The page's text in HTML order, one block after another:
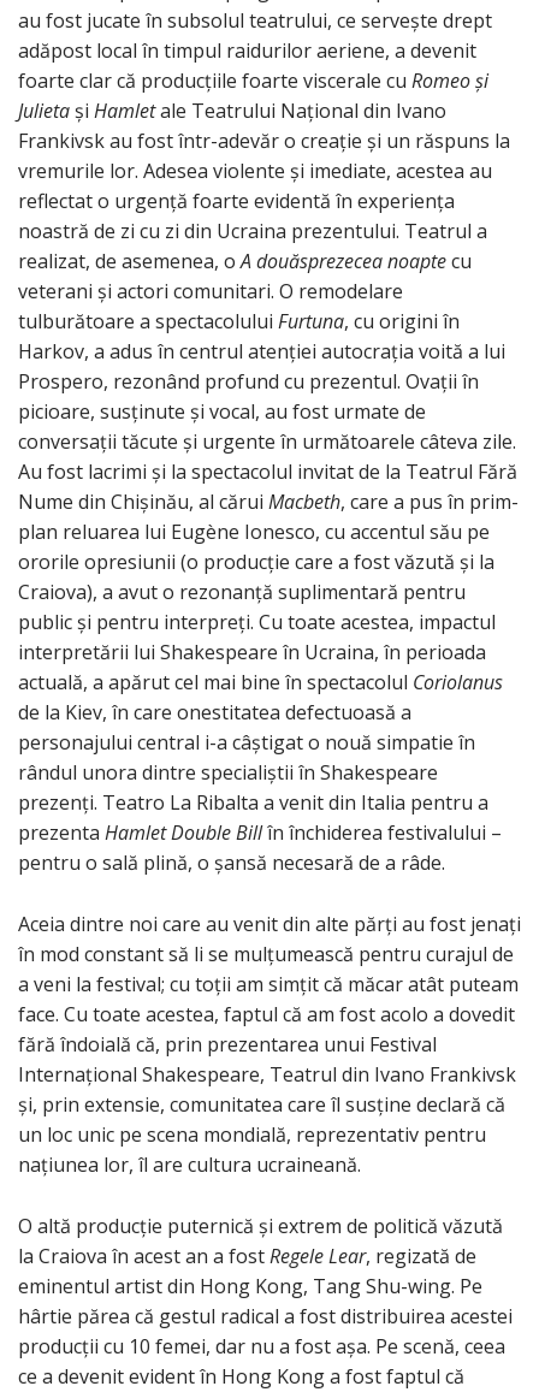
au fost jucate în subsolul teatrului, ce servește drept
adăpost local în timpul raidurilor aeriene, a devenit
foarte clar că producțiile foarte viscerale cu Romeo și
Julietași Hamletale Teatrului Național din Ivano
Frankivsk au fost într-adevăr o creație și un răspuns la
vremurile lor. Adesea violente și imediate, acestea au
reflectat o urgență foarte evidentă în experiența
noastră de zi cu zi din Ucraina prezentului. Teatrul a
realizat, de asemenea, oA douăsprezecea noaptecu
veterani și actori comunitari. O remodelare
tulburătoare a spectacolului Furtuna, cu origini în
Harkov, a adus în centrul atenției autocrația voită a lui
Prospero, rezonând profund cu prezentul. Ovații în
picioare, susținute și vocal, au fost urmate de
conversații tăcute și urgente în următoarele câteva zile.
Au fost lacrimi și la spectacolul invitat de la Teatrul Fără
Nume din Chișinău, al cărui Macbeth, care a pus în prim-
plan reluarea lui Eugène Ionesco, cu accentul său pe
ororile opresiunii (o producție care a fost văzută și la
Craiova), a avut o rezonanță suplimentară pentru
public și pentru interpreți. Cu toate acestea, impactul
interpretării lui Shakespeare în Ucraina, în perioada
actuală, a apărut cel mai bine în spectacolul Coriolanus
de la Kiev, în care onestitatea defectuoasă a
personajului central i-a câștigat o nouă simpatie în
rândul unora dintre specialiștii în Shakespeare
prezenți. Teatro La Ribalta a venit din Italia pentru a
prezenta Hamlet Double Billîn închiderea festivalului –
pentru o sală plină, o șansă necesară de a râde.
Aceia dintre noi care au venit din alte părți au fost jenați
în mod constant să li se mulțumească pentru curajul de
a veni la festival; cu toții am simțit că măcar atât puteam
face. Cu toate acestea, faptul că am fost acolo a dovedit
fără îndoială că, prin prezentarea unui Festival
Internațional Shakespeare, Teatrul din Ivano Frankivsk
și, prin extensie, comunitatea care îl susține declară că
un loc unic pe scena mondială, reprezentativ pentru
națiunea lor, îl are cultura ucraineană.
O altă producție puternică și extrem de politică văzută
la Craiova în acest an a fostRegele Lear, regizată de
eminentul artist din Hong Kong, Tang Shu-wing. Pe
hârtie părea că gestul radical a fost distribuirea acestei
producții cu 10 femei, dar nu a fost așa. Pe scenă, ceea
ce a devenit evident în Hong Kong a fost faptul că